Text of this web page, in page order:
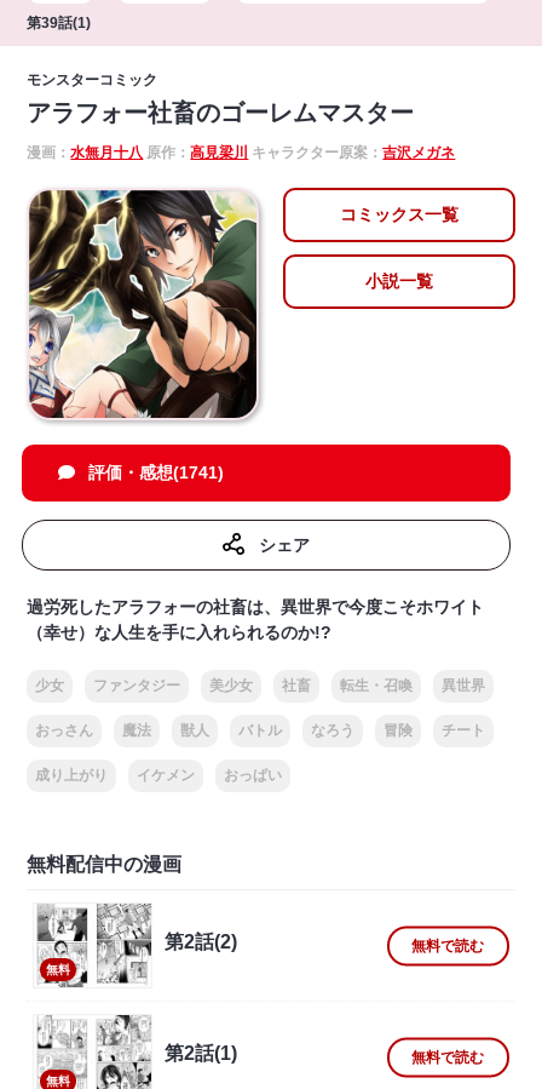
第39話(1)
モンスターコミック
アラフォー社畜のゴーレムマスター
漫画：水無月十八 原作：高見梁川 キャラクター原案：吉沢メガネ
コミックス一覧
小説一覧
評価・感想(1741)
シェア
過労死したアラフォーの社畜は、異世界で今度こそホワイト
（幸せ）な人生を手に入れられるのか!?
少女 ファンタジー 美少女 社畜 転生・召喚 異世界
おっさん 魔法 獣人 バトル なろう 冒険 チート
成り上がり イケメン おっぱい
無料配信中の漫画
無料
第2話(2) 無料で読む
無料
第2話(1) 無料で読む